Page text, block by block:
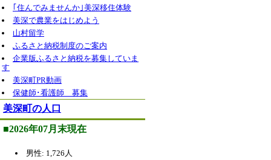
｢住んでみませんか｣美深移住体験
美深で農業をはじめよう
山村留学
ふるさと納税制度のご案内
企業版ふるさと納税を募集していま
す
美深町PR動画
保健師･看護師 募集
美深町の人口
■2026年07月末現在
男性: 1,726人